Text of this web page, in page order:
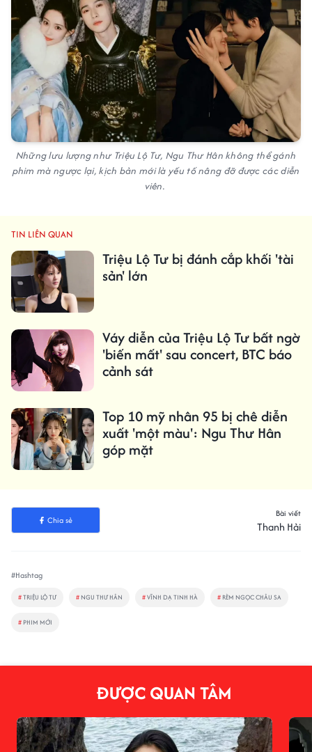
Những lưu lượng như Triệu Lộ Tư, Ngu Thư Hân không thể gánh
phim mà ngược lại, kịch bản mới là yếu tố nâng đỡ được các diễn
viên.
TIN LIÊN QUAN
Triệu Lộ Tư bị đánh cắp khối 'tài
sản' lớn
Váy diễn của Triệu Lộ Tư bất ngờ
'biến mất' sau concert, BTC báo
cảnh sát
Top 10 mỹ nhân 95 bị chê diễn
xuất 'một màu': Ngu Thư Hân
góp mặt
Chia sẻ
Bài viết
Thanh Hải
#Hashtag
#TRIỆU LỘ TƯ # NGU THƯ HÂN #VĨNH DẠ TINH HÀ # RÈM NGỌC CHÂU SA
# PHIM MỚI
ĐƯỢC QUAN TÂM